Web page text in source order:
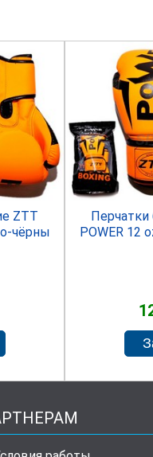
ZTT
чёрны
POWER 12